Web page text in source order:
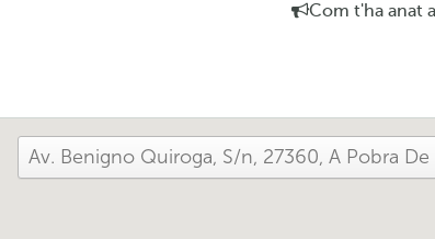
Com t'ha anat